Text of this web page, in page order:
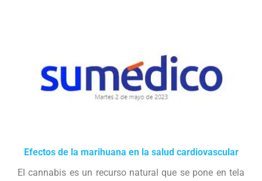
Efectos de la marihuana en la salud cardiovascular
El cannabis es un recurso natural que se pone en tela